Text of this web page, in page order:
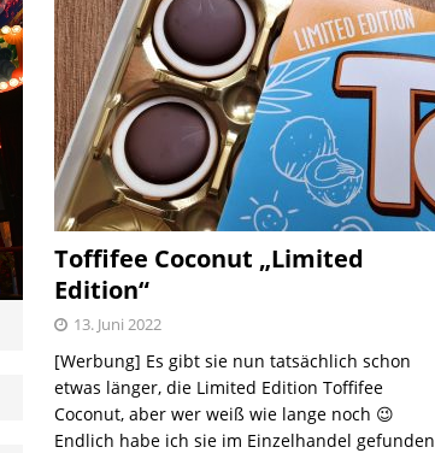
Toffifee Coconut „Limited
Edition“
13. Juni 2022
[Werbung] Es gibt sie nun tatsächlich schon
etwas länger, die Limited Edition Toffifee
Coconut, aber wer weiß wie lange noch 😉
Endlich habe ich sie im Einzelhandel gefunden